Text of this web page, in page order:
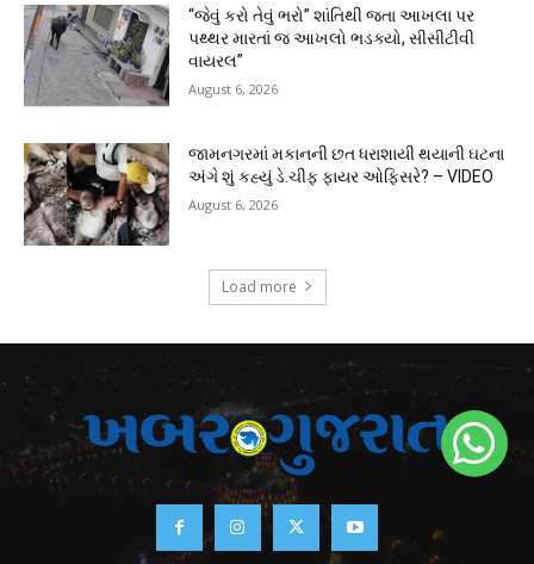
“જેવું કરો તેવું ભરો” શાંતિથી જતા આખલા પર
પથ્થર મારતાં જ આખલો ભડક્યો, સીસીટીવી
વાયરલ”
August 6, 2026
જામનગરમાં મકાનની છત ધરાશાયી થયાની ઘટના
અંગે શું કહ્યું ડે.ચીફ ફાયર ઓફિસરે? – VIDEO
August 6, 2026
Load more